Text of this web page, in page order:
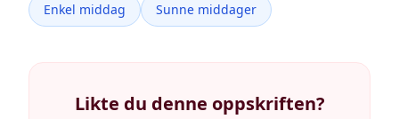
Enkel middag
Sunne middager
Likte du denne oppskriften?